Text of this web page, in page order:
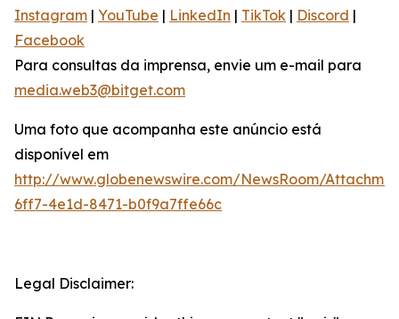
Instagram | YouTube | LinkedIn | TikTok | Discord |
Facebook
Para consultas da imprensa, envie um e-mail para
media.web3@bitget.com
Uma foto que acompanha este anúncio está
disponível em
http://www.globenewswire.com/NewsRoom/
6ff7-4e1d-8471-b0f9a7ffe66c
Legal Disclaimer: